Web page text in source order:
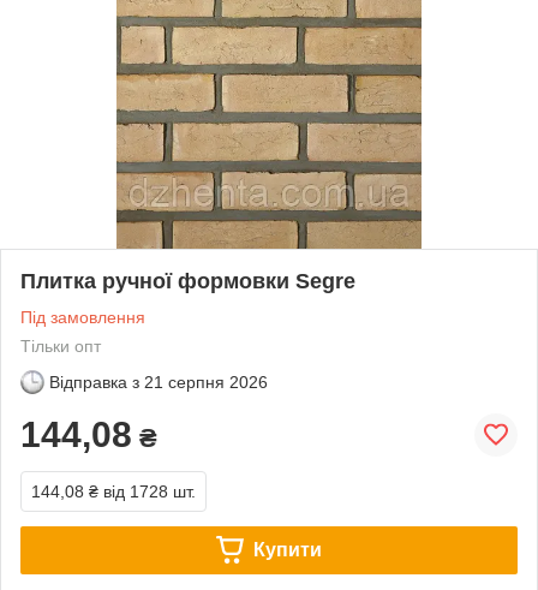
Плитка ручної формовки Segre
Під замовлення
Тільки опт
Відправка з 21 серпня 2026
144,08 ₴
144,08 ₴ від 1728 шт.
Купити